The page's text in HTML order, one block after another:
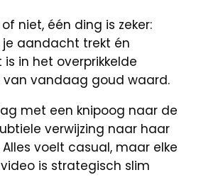
niet, één ding is zeker:
aandacht trekt én
in het overprikkelde
vandaag goud waard.
met een knipoog naar de
verwijzing naar haar
voelt casual, maar elke
is strategisch slim